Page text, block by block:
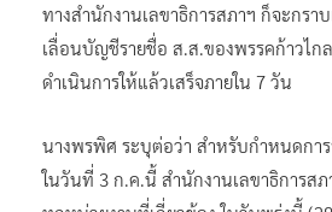
ทางสำนักงานเลขาธิการสภาฯ ก็จะกรา
เลื่อนบัญชีรายชื่อ ส.ส.ของพรรคก้าวไก
ดำเนินการให้แล้วเสร็จภายใน 7 วัน
นางพรพิศ ระบุต่อว่า สำหรับกำหนดกา
ในวันที่ 3 ก.ค.นี้ สำนักงานเลขาธิการส